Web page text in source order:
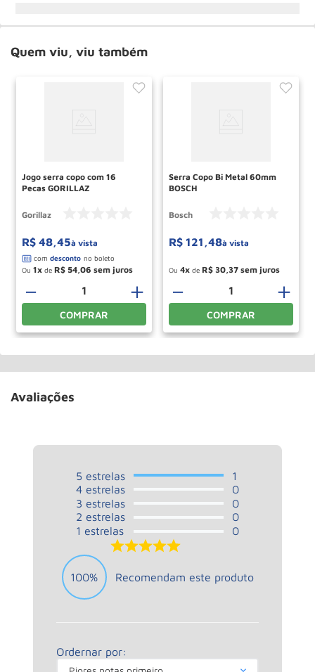
Quem viu, viu também
Jogo serra copo com 16
Pecas GORILLAZ
Gorillaz
R$ 48,45à vista
Ou 1 de R$ 54,06
＋
－
COMPRAR
Serra Copo Bi Metal 60mm
BOSCH
Bosch
R$ 121 ,48à vista
Ou 4 de R$ 30,37
＋
－
COMPRAR
Avaliações
5 estrelas
4 estrelas
3 estrelas
2 estrelas
1 estrelas
1
0
0
0
0
100% Recomendam este produto
Ordernar por: